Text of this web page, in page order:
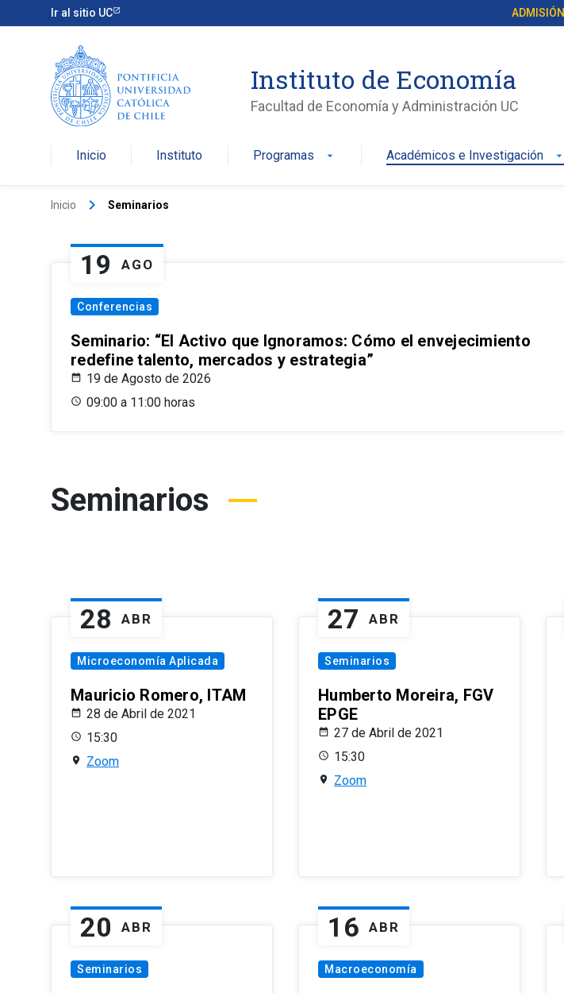
Ir al sitio UC ADMISIÓN
Instituto de Economía
Facultad de Economía y Administración UC
Inicio Instituto Programas arrow_drop_down Académicos e Investigación arrow_drop_down
Inicio keyboard_arrow_right Seminarios
19 AGO
Conferencias
Seminario: “El Activo que Ignoramos: Cómo el envejecimiento
redefine talento, mercados y estrategia”
19 de Agosto de 2026
09:00 a 11:00 horas
Seminarios
28 ABR
Microeconomía Aplicada
Mauricio Romero, ITAM
28 de Abril de 2021
15:30
Zoom
27 ABR
Seminarios
Humberto Moreira, FGV
EPGE
27 de Abril de 2021
15:30
Zoom
20 ABR
Seminarios
16 ABR
Macroeconomía